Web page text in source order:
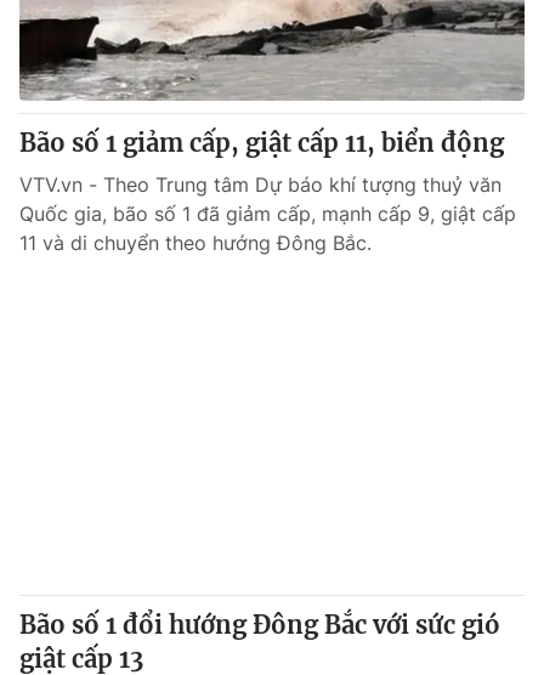
Cơ quan chủ quản:Đài Truyền hình Việt Nam
Cơ quan báo chí:Thời báo VTV
Giấy phép hoạt động báo in và báo điện tử số 483/GP-BTTTT
cấp ngày 29/12/2023
Tổng Biên tập: Vũ Thanh Thủy
Phó Tổng Biên tập:Nguyễn Thị Mỹ Hạnh, Phạm Quốc Thắng,
Nguyễn Trọng Ninh
Bão số 1 giảm cấp, giật cấp 11, biển động
VTV.vn - Theo Trung tâm Dự báo khí tượng thuỷ văn
Quốc gia, bão số 1 đã giảm cấp, mạnh cấp 9, giật cấp
11 và di chuyển theo hướng Đông Bắc.
Bão số 1 đổi hướng Đông Bắc với sức gió
giật cấp 13